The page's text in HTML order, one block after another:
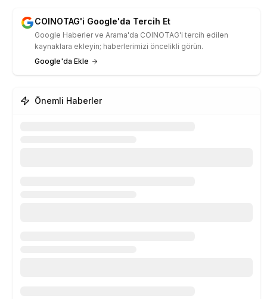
COINOTAG'i Google'da Tercih Et
Google Haberler ve Arama'da COINOTAG'i tercih edilen
kaynaklara ekleyin; haberlerimizi öncelikli görün.
Google'da Ekle
Önemli Haberler